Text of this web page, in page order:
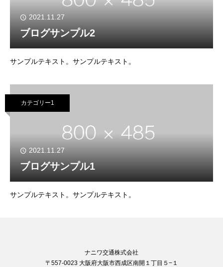
2021.11.27
ブログサンプル2
サンプルテキスト。サンプルテキスト。
カテゴリー1
2021.11.27
ブログサンプル1
サンプルテキスト。サンプルテキスト。
ナニワ交通株式会社
〒557-0023 大阪府大阪市西成区南開１丁目５−１